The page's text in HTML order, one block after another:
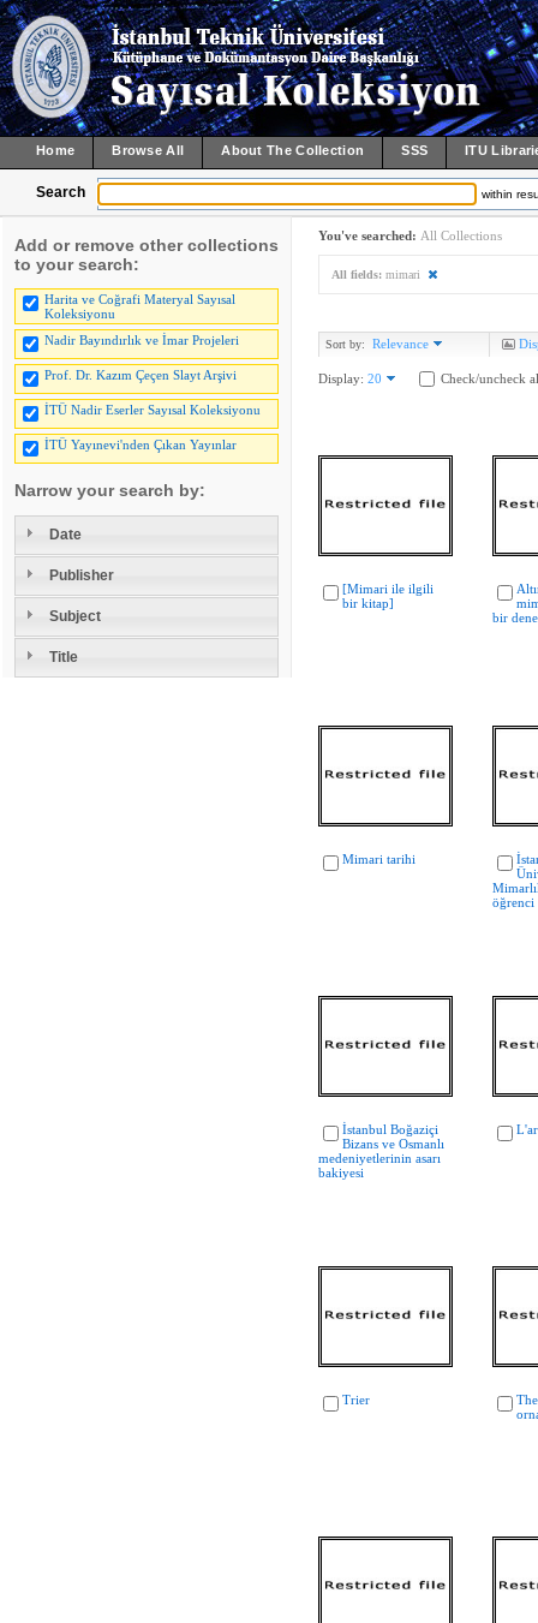
Home Browse All About The Collection SSS ITU
Search within
Add or remove other collections
to your search:
Harita ve Coğrafi Materyal Sayısal
Koleksiyonu
Nadir Bayındırlık ve İmar Projeleri
Prof. Dr. Kazım Çeçen Slayt Arşivi
İTÜ Nadir Eserler Sayısal Koleksiyonu
İTÜ Yayınevi'nden Çıkan Yayınlar
Narrow your search by:
Date
Publisher
Subject
Title
You've searched: All Collections
All fields: mimari
Sort by: Relevance
Display: 20 Check/uncheck
[Mimari ile ilgili
bir kitap]
bir
Mimari tarihi
öğrenci
İstanbul Boğaziçi
Bizans ve Osmanlı
medeniyetlerinin asarı
bakiyesi
Trier